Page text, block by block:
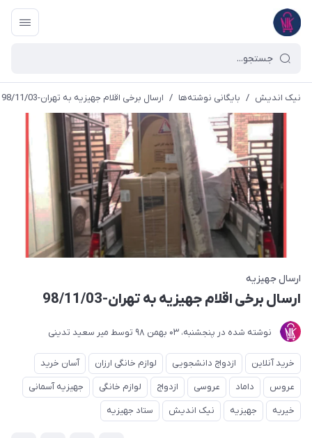
نیک اندیش / بایگانی نوشته‌ها / ارسال برخی اقلام جهیزیه به تهران-98/11/03
ارسال جهیزیه
ارسال برخی اقلام جهیزیه به تهران-98/11/03
نوشته شده در پنجشنبه، 03 بهمن 98 توسط میر سعید تدینی
خرید آنلاین ازدواج دانشجویی لوازم خانگی ارزان
آسان خرید
عروس
داماد عروسی ازدواج لوازم خانگی
جهیزیه آسمانی
خیریه
جهیزیه نیک اندیش ستاد جهیزیه